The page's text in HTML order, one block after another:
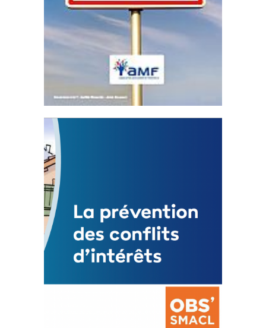
Statut de l’élu local
3 avril 2024
Mise à jour avril 2024
FEUILLETER